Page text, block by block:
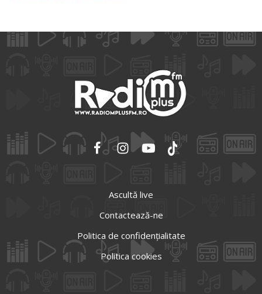
Ascultă live
Contactează-ne
Politica de confidențialitate
Politica cookies